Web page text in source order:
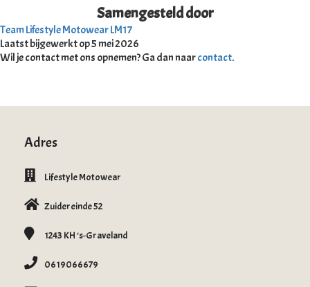
Samengesteld door
Team Lifestyle Motowear LM17
Laatst bijgewerkt op 5 mei 2026
Wil je contact met ons opnemen? Ga dan naarcontact.
Adres
Lifestyle Motowear
Zuidereinde 52
1243 KH's-Graveland
0619066679